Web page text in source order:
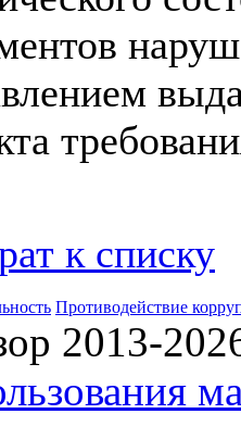
к списку
Противодействие
2013-